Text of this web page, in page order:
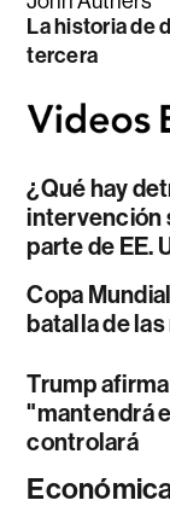
La historia de
tercera
¿Qué hay
intervención
parte de EE.
Copa
batalla de
Trump
"mantendrá
controlará